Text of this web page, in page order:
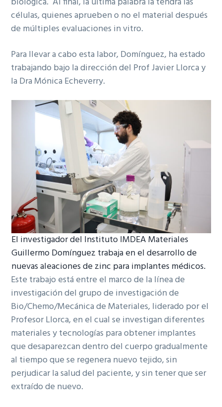
células, quienes aprueben o no el material después
de múltiples evaluaciones in vitro.
Para llevar a cabo esta labor, Domínguez, ha estado
trabajando bajo la dirección del Prof Javier Llorca y
la Dra Mónica Echeverry.
El investigador del Instituto IMDEA Materiales
Guillermo Domínguez trabaja en el desarrollo de
nuevas aleaciones de zinc para implantes médicos.
Este trabajo está entre el marco de la línea de
investigación del grupo de investigación de
Bio/Chemo/Mecánica de Materiales, liderado por el
Profesor Llorca, en el cual se investigan diferentes
materiales y tecnologías para obtener implantes
que desaparezcan dentro del cuerpo gradualmente
al tiempo que se regenera nuevo tejido, sin
perjudicar la salud del paciente, y sin tener que ser
extraído de nuevo.